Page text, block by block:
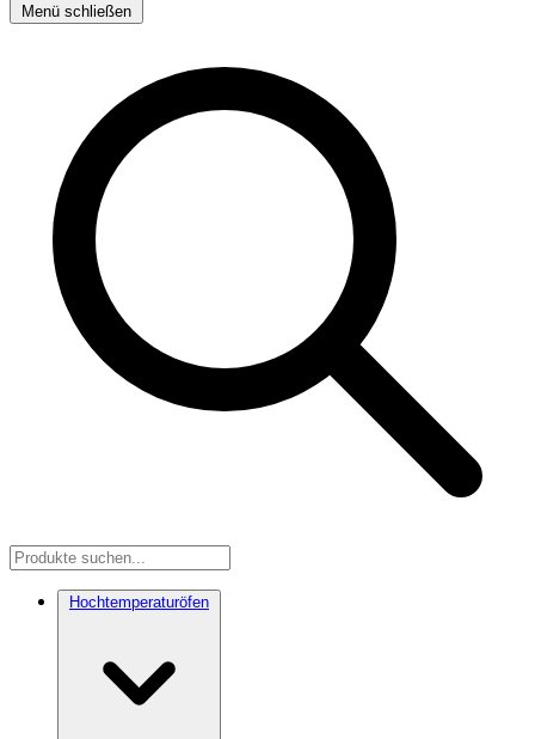
Menü schließen
Hochtemperaturöfen